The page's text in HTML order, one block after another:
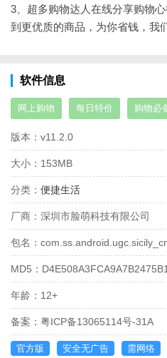
3、超多购物达人在线分享购物
到更优质的商品，为你省钱，我
软件信息
网上购物 每日特价 购物必
版本： v11.2.0
大小： 153MB
分类： 便捷生活
厂商： 深圳市脸萌科技有限公司
包名：
MD5：
年龄： 12+
备案： 粤ICP备13065114号-31A
官方版 安全无广告 需网络